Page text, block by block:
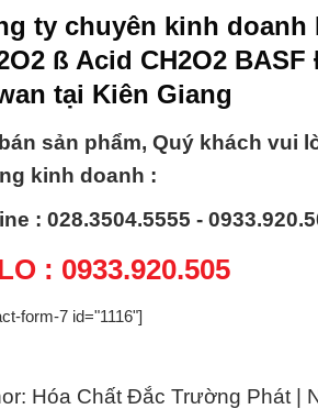
ty chuyên kinh doanh
ß Acid CH2O2
tại Kiên Giang
sản phẩm, Quý khách vui
kinh doanh :
: 028.3504.5555 -
: 0933.920.505
form-7 id="1116"]
Hóa Chất Đắc Trường Phát |